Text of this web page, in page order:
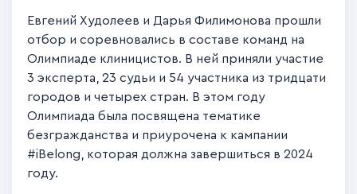
Евгений Худолеев и Дарья Филимонова прошли
отбор и соревновались в составе команд на
Олимпиаде клиницистов. В ней приняли участие
3 эксперта, 23 судьи и 54 участника из тридцати
городов и четырех стран. В этом году
Олимпиада была посвящена тематике
безгражданства и приурочена к кампании
#iBelong, которая должна завершиться в 2024
году.